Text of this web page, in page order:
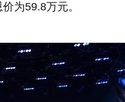
为59.8万元。